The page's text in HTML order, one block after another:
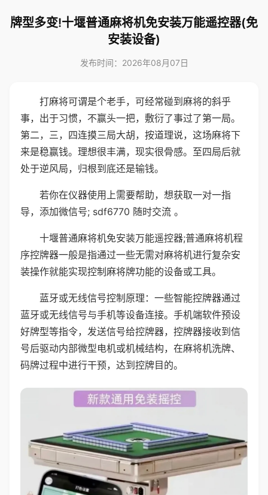
牌型多变!十堰普通麻将机免安装万能遥控器(免
安装设备)
发布时间：2026年08月07日
打麻将可谓是个老手，可经常碰到麻将的斜乎
事，出于习惯，不赢头一把，敷衍了事过了第一局。
第二，三，四连摸三局大胡，按道理说，这场麻将下
来是稳赢钱。理想很丰满，现实很骨感。至四局后就
处于逆风局，归根到底还是输钱。
若你在仪器使用上需要帮助，想获取一对一指
导，添加微信号; sdf6770 随时交流 。
十堰普通麻将机免安装万能遥控器;普通麻将机程
序控牌器一般是指通过一些无需对麻将机进行复杂安
装操作就能实现控制麻将牌功能的设备或工具。
蓝牙或无线信号控制原理：一些智能控牌器通过
蓝牙或无线信号与手机等设备连接。手机端软件预设
好牌型等指令，发送信号给控牌器，控牌器接收到信
号后驱动内部微型电机或机械结构，在麻将机洗牌、
码牌过程中进行干预，达到控牌目的。